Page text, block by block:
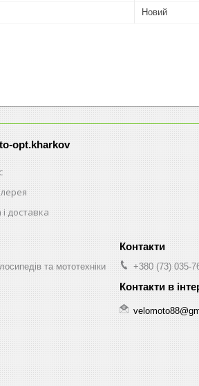
Новий
opt.kharkov
доставка
та мототехніки +380 (73) 035-